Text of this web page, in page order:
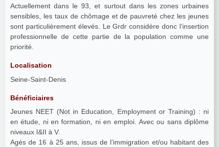
Actuellement dans le 93, et surtout dans les zones urbaines
sensibles, les taux de chômage et de pauvreté chez les jeunes
sont particulièrement élevés. Le Grdr considère donc l’insertion
professionnelle de cette partie de la population comme une
priorité.
Localisation
Seine-Saint-Denis
Bénéficiaires
Jeunes NEET (Not in Education, Employment or Training) : ni
en étude, ni en formation, ni en emploi. Avec ou sans diplôme
niveaux I&II à V.
Agés de 16 à 25 ans, issus de l’immigration et/ou habitant des